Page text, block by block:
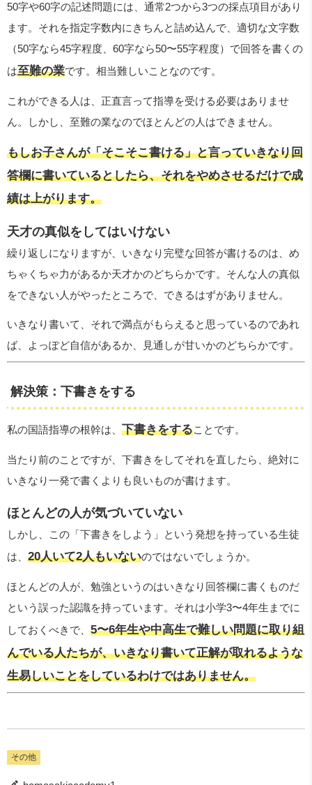
50字や60字の記述問題には、通常2つから3つの採点項目があり
ます。それを指定字数内にきちんと詰め込んで、適切な文字数
（50字なら45字程度、60字なら50〜55字程度）で回答を書くの
は至難の業です。相当難しいことなのです。
これができる人は、正直言って指導を受ける必要はありませ
ん。しかし、至難の業なのでほとんどの人はできません。
もしお子さんが「そこそこ書ける」と言っていきなり回
答欄に書いているとしたら、それをやめさせるだけで成
績は上がります。
天才の真似をしてはいけない
繰り返しになりますが、いきなり完璧な回答が書けるのは、め
ちゃくちゃ力があるか天才かのどちらかです。そんな人の真似
をできない人がやったところで、できるはずがありません。
いきなり書いて、それで満点がもらえると思っているのであれ
ば、よっぽど自信があるか、見通しが甘いかのどちらかです。
解決策：下書きをする
私の国語指導の根幹は、 下書きをすることです。
当たり前のことですが、下書きをしてそれを直したら、絶対に
いきなり一発で書くよりも良いものが書けます。
ほとんどの人が気づいていない
しかし、この「下書きをしよう」という発想を持っている生徒
は、 20人いて2人もいないのではないでしょうか。
ほとんどの人が、勉強というのはいきなり回答欄に書くものだ
という誤った認識を持っています。それは小学3〜4年生までに
しておくべきで、 5〜6年生や中高生で難しい問題に取り組
んでいる人たちが、いきなり書いて正解が取れるような
生易しいことをしているわけではありません。
その他